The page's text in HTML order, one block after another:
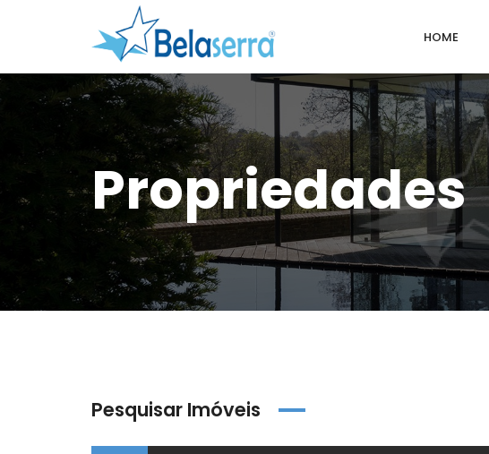
HOME
Propriedades
Pesquisar Imóveis